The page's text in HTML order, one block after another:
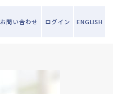
ログイン
お問い合わせ ENGLISH